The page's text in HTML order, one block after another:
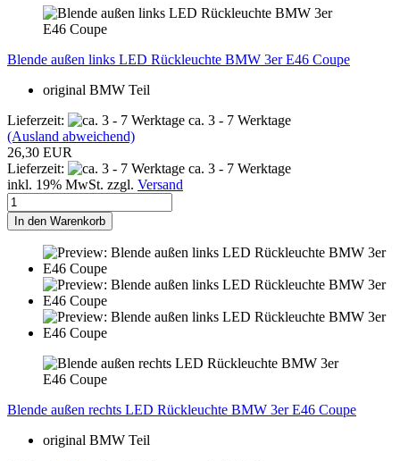
Blende außen links LED Rückleuchte BMW 3er E46 Coupe
original BMW Teil
Lieferzeit:
ca. 3 - 7 Werktage
(Ausland abweichend)
26,30 EUR
Lieferzeit:
ca. 3 - 7 Werktage
inkl. 19% MwSt. zzgl. Versand
In den Warenkorb
Blende außen rechts LED Rückleuchte BMW 3er E46 Coupe
original BMW Teil